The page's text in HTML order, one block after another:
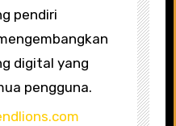
pendiri
digital yang
pengguna.